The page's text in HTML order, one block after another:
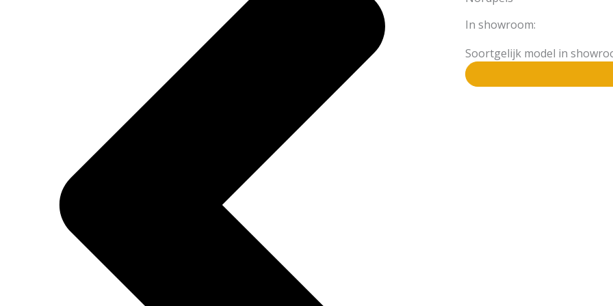
In showroom:
Soortgelijk model in